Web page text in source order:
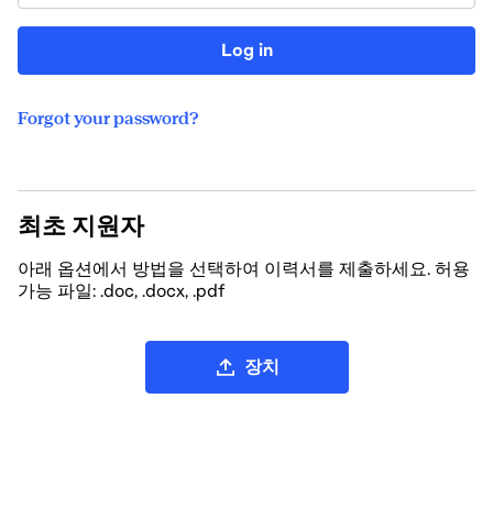
Log in
Forgot your password?
최초 지원자
아래 옵션에서 방법을 선택하여 이력서를 제출하세요. 허용
가능 파일: .doc, .docx, .pdf
장치